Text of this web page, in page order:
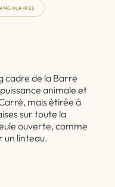
cadre de la Barre
animale et
mais étirée à
sur toute la
ouverte, comme
un linteau.